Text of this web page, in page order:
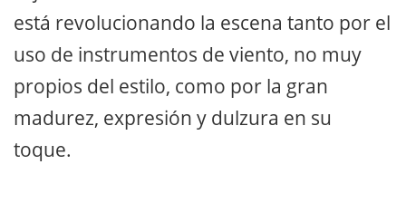
está revolucionando la escena tanto por el
uso de instrumentos de viento, no muy
propios del estilo, como por la gran
madurez, expresión y dulzura en su
toque.